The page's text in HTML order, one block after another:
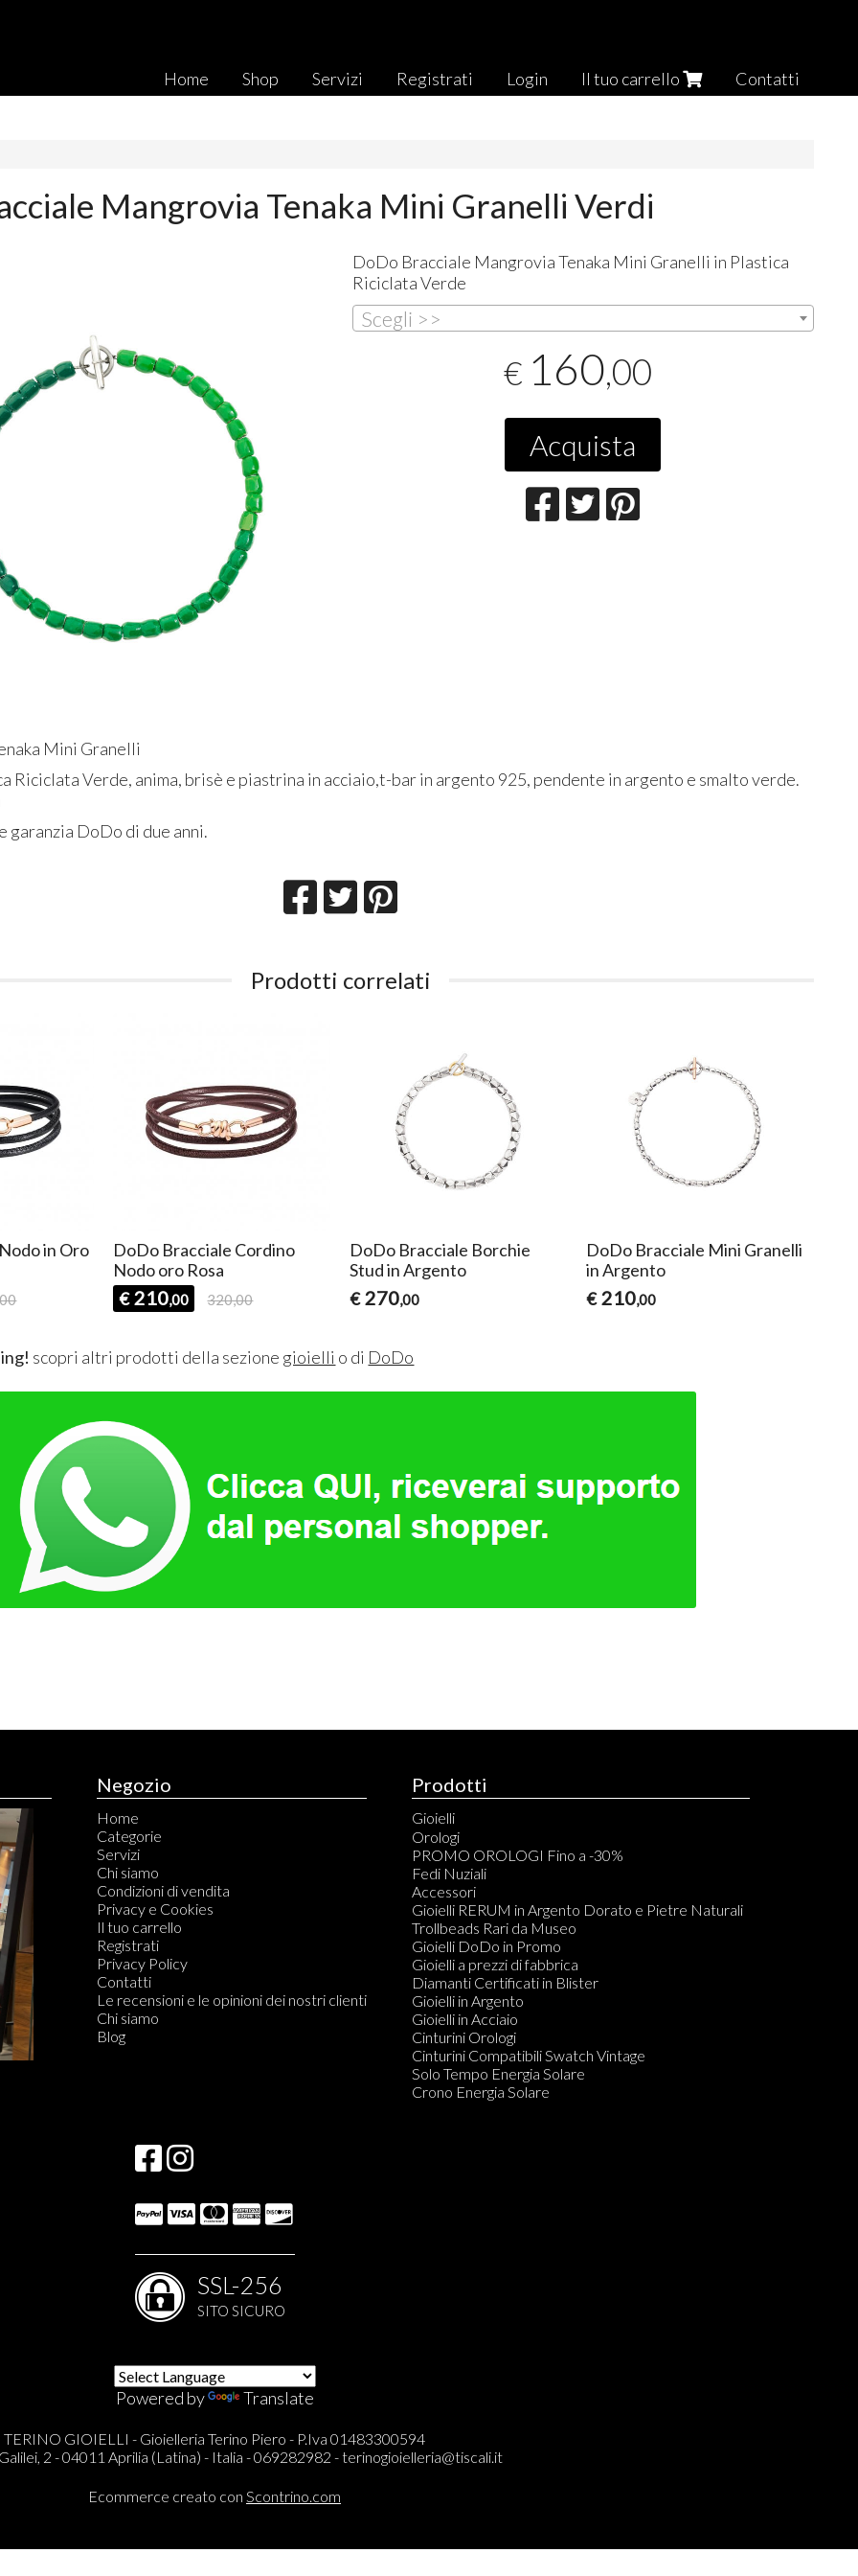
Home Shop Servizi Registrati Login Il tuo carrello Contatti
Mangrovia Tenaka Mini Granelli Verdi
DoDo Bracciale Mangrovia Tenaka Mini Granelli in Plastica
Riciclata Verde
Scegli >>
€ 160,00
Acquista
Mini Granelli
Riciclata Verde, anima, brisè e piastrina in acciaio,t-bar in argento 925, pendente in argento e smalto verde.
garanzia DoDo di due anni.
Prodotti correlati
in Oro
DoDo Bracciale Cordino
Nodo oro Rosa
€ 210,00 320,00
DoDo Bracciale Borchie
Stud in Argento
€ 270,00
DoDo Bracciale Mini Granelli
in Argento
€ 210,00
scopri altri prodotti della sezione gioielli o di DoDo
Negozio
Home
Categorie
Servizi
Chi siamo
Condizioni di vendita
Privacy e Cookies
Il tuo carrello
Registrati
Privacy Policy
Contatti
Le recensioni e le opinioni dei nostri clienti
Chi siamo
Blog
Prodotti
Gioielli
Anelli
Bracciali
Cavigliere
Ciondoli
Collane
Componenti per Bracciali, Collane, Orecchini e Anelli
Fedine
Orecchini
Diamanti in Blister
DoDo KIT PULIZIA GIOIELLI
Orologi
PROMO OROLOGI Fino a -30%
Fedi Nuziali
Accessori
Gioielli RERUM in Argento Dorato e Pietre Naturali
Trollbeads Rari da Museo
Gioielli DoDo in Promo
Gioielli a prezzi di fabbrica
Diamanti Certificati in Blister
Gioielli in Argento
Gioielli in Acciaio
Cinturini Orologi
Cinturini Compatibili Swatch Vintage
Solo Tempo Energia Solare
Crono Energia Solare
SSL-256
SITO SICURO
Powered by Translate
TERINO GIOIELLI - Gioielleria Terino Piero - P.Iva 01483300594
2 - 04011 Aprilia (Latina) - Italia - 069282982 -terinogioielleria@tiscali.it
Ecommerce creato con Scontrino.com